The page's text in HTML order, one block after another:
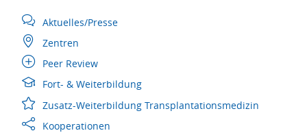
Aktuelles/Presse
Zentren
Peer Review
Fort- & Weiterbildung
Zusatz-Weiterbildung Transplantationsmedizin
Kooperationen